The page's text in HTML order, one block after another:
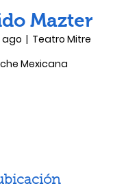
Mazter
ago
  |
Teatro Mitre
Mexicana